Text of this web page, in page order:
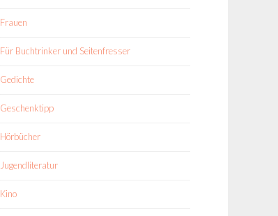
Frauen
Für Buchtrinker und Seitenfresser
Gedichte
Geschenktipp
Hörbücher
Jugendliteratur
Kino